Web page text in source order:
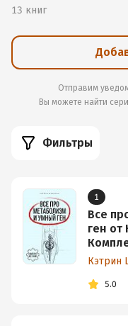
13 книг
Отправим
Вы можете найти
Фильтры
1
Все
ген от
Кэтрин
5.0